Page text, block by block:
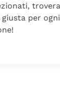
per ogni